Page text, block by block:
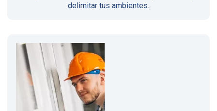
delimitar tus ambientes.